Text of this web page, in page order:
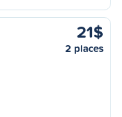
21$
2 places